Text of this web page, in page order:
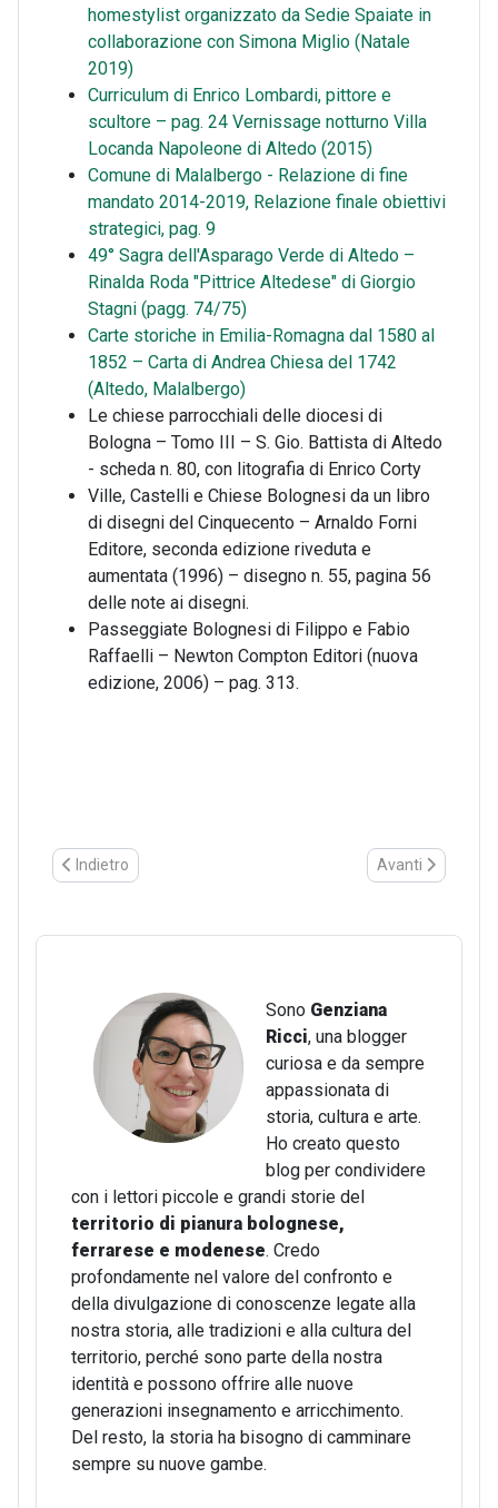
homestylist organizzato da Sedie Spaiate in
collaborazione con Simona Miglio (Natale
2019)
Curriculum di Enrico Lombardi, pittore e
scultore – pag. 24 Vernissage notturno Villa
Locanda Napoleone di Altedo (2015)
Comune di Malalbergo - Relazione di fine
mandato 2014-2019, Relazione finale obiettivi
strategici, pag. 9
49° Sagra dell'Asparago Verde di Altedo –
Rinalda Roda "Pittrice Altedese" di Giorgio
Stagni (pagg. 74/75)
Carte storiche in Emilia-Romagna dal 1580 al
1852 – Carta di Andrea Chiesa del 1742
(Altedo, Malalbergo)
Le chiese parrocchiali delle diocesi di
Bologna – Tomo III – S. Gio. Battista di Altedo
- scheda n. 80, con litografia di Enrico Corty
Ville, Castelli e Chiese Bolognesi da un libro
di disegni del Cinquecento – Arnaldo Forni
Editore, seconda edizione riveduta e
aumentata (1996) – disegno n. 55, pagina 56
delle note ai disegni.
Passeggiate Bolognesi di Filippo e Fabio
Raffaelli – Newton Compton Editori (nuova
edizione, 2006) – pag. 313.
Articolo precedente: La Chiesa di Sant’Appiano di Marozzo:
Indietro Articolo
Avanti
Sono Genziana
Ricci, una blogger
curiosa e da sempre
appassionata di
storia, cultura e arte.
Ho creato questo
blog per condividere
con i lettori piccole e grandi storie del
territorio di pianura bolognese,
ferrarese e modenese. Credo
profondamente nel valore del confronto e
della divulgazione di conoscenze legate alla
nostra storia, alle tradizioni e alla cultura del
territorio, perché sono parte della nostra
identità e possono offrire alle nuove
generazioni insegnamento e arricchimento.
Del resto, la storia ha bisogno di camminare
sempre su nuove gambe.